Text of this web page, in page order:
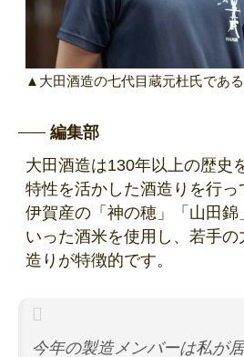
▲大田酒造の七代目蔵元杜氏であ
編集部
大田酒造は130年以上の歴史
特性を活かした酒造りを行っ
伊賀産の「神の穂」「山田錦
いった酒米を使用し、若手
造りが特徴的です。
今年の製造メンバーは私が